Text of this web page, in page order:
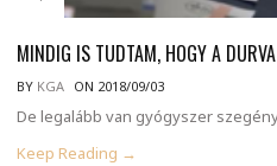
MINDIG IS TUDTAM, HOGY A DURVA
BY KGA ON 2018/09/03
De legalább van gyógyszer
Keep Reading →